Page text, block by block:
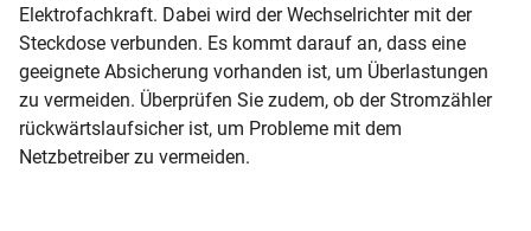
Elektrofachkraft. Dabei wird der Wechselrichter mit der
Steckdose verbunden. Es kommt darauf an, dass eine
geeignete Absicherung vorhanden ist, um Überlastungen
zu vermeiden. Überprüfen Sie zudem, ob der Stromzähler
rückwärtslaufsicher ist, um Probleme mit dem
Netzbetreiber zu vermeiden.